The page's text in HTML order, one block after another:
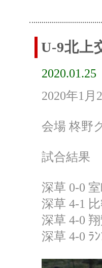
U-9北上
2020.01.25
2020年1月
会場 柊野
試合結果
深草 0-0
深草 4-1
深草 4-0
深草 4-0 ﾗ